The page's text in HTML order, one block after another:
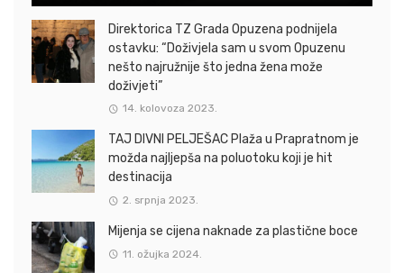
Direktorica TZ Grada Opuzena podnijela
ostavku: “Doživjela sam u svom Opuzenu
nešto najružnije što jedna žena može
doživjeti”
14. kolovoza 2023.
TAJ DIVNI PELJEŠAC Plaža u Prapratnom je
možda najljepša na poluotoku koji je hit
destinacija
2. srpnja 2023.
Mijenja se cijena naknade za plastične boce
11. ožujka 2024.